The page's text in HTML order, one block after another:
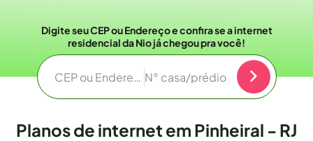
Digite seu CEP ou Endereço e confira se a internet
residencial da Nio já chegou pra você!
CEP ou EndereçoN° casa/prédio
Planos de internet em Pinheiral - RJ